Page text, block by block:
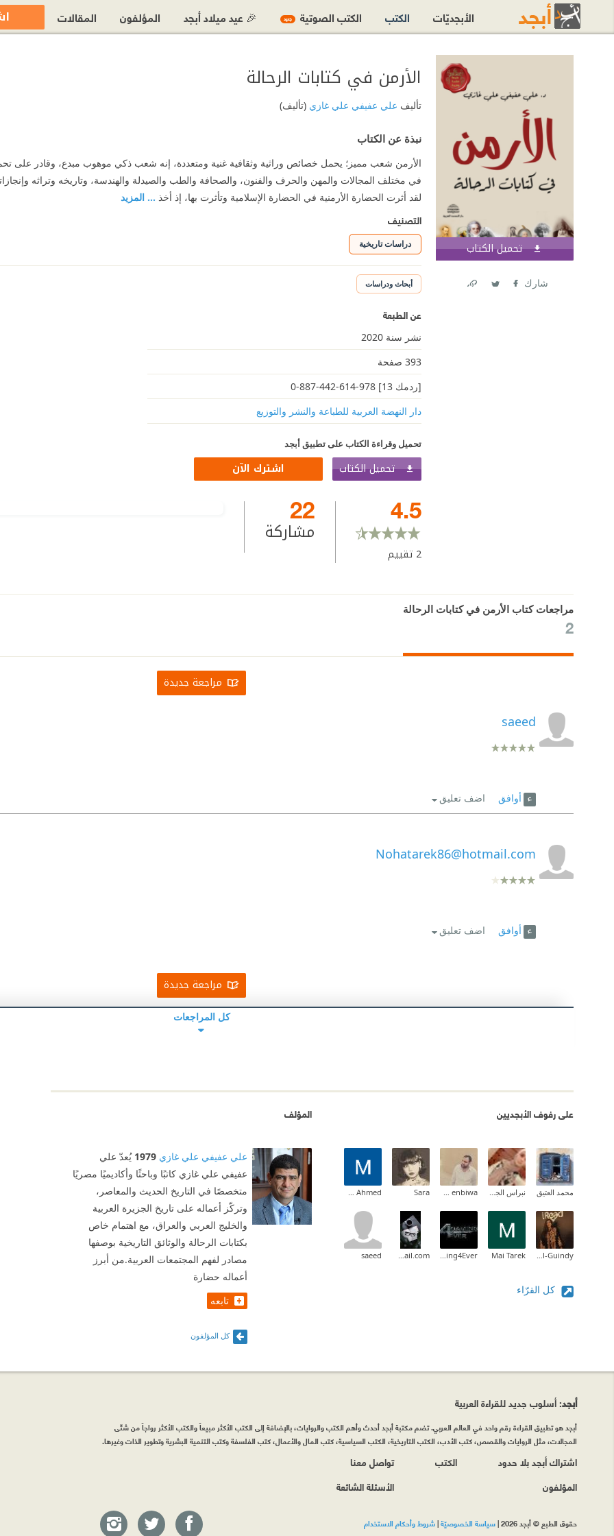
تحميل الكتاب اشترك الآن
شارك
الأرمن في كتابات الرحالة
تأليف علي عفيفي علي غازي(تأليف)
نبذة عن الكتاب
الأرمن شعب مميز؛ يحمل خصائص وراثية وثقافية غنية ومتعددة، إنه شعب ذكي موهوب مبدع، وقادر على
في مختلف المجالات والمهن والحرف والفنون، والصحافة والطب والصيدلة والهندسة، وتاريخه وتراثه
لقد أثرت الحضارة الأرمنية في الحضارة الإسلامية وتأثرت بها، إذ أخذ ... المزيد
التصنيف
دراسات تاريخية
أبحاث ودراسات
عن الطبعة
نشر سنة 2020
393 صفحة
[ردمك 13] 978-614-442-887-0
دار النهضة العربية للطباعة والنشر والتوزيع
تحميل وقراءة الكتاب على تطبيق أبجد
تحميل الكتاب اشترك الآن
4.5
2 تقييم
22
مشاركة
مراجعات كتاب الأرمن في كتابات الرحالة
2
مراجعة جديدة
saeed
أوافق اضف تعليق
Nohatarek86@hotmail.com
أوافق اضف تعليق
مراجعة جديدة
كل المراجعات
على رفوف الأبجديين
محمد العتيق نبراس الجيلاني ahmed enbiwa
Sara
Mahmoud Ahmed
Khamila El-Guindy
Mai Tarek
Gaming4Ever
asas*******@****lmail.com
saeed
كل القرّاء
المؤلف
علي عفيفي علي غازي 1979 يُعدّ علي
عفيفي علي غازي كاتبًا وباحثًا وأكاديميًا مصريًا
متخصصًا في التاريخ الحديث والمعاصر،
وتركّز أعماله على تاريخ الجزيرة العربية
والخليج العربي والعراق، مع اهتمام خاص
بكتابات الرحالة والوثائق التاريخية بوصفها
مصادر لفهم المجتمعات العربية.من أبرز
أعماله حضارة
تابعه
كل المؤلفون
الأبجديّات الكتب الكتب الصوتية جديد 🎉 عيد ميلاد أبجد المؤلفون المقالات
أبجد: أسلوب جديد للقراءة العربية
أبجد هو تطبيق القراءة رقم واحد في العالم العربي. تضم مكتبة أبجد أحدث وأهم الكتب والروايات، بالإضافة إلى الكتب الأكثر مبيعاً والكتب الأكثر رواجاً من شتّى
المجالات، مثل الروايات والقصص، كتب الأدب، الكتب التاريخية، الكتب السياسية، كتب المال والأعمال، كتب الفلسفة وكتب التنمية البشرية وتطوير الذات وغيرها.
اشتراك أبجد بلا حدود
المؤلفون
الكتب
تواصل معنا
الأسئلة الشائعة
حقوق الطبع © أبجد 2026 |سياسة الخصوصيّة|شروط وأحكام الاستخدام